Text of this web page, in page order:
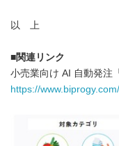
以 上
■関連リンク
小売業向け AI 自動発注
https://